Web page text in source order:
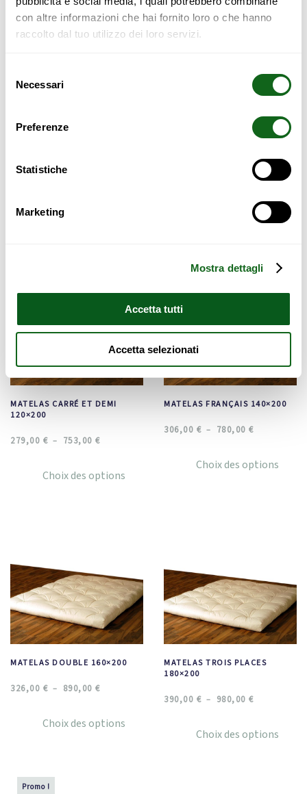
con altre informazioni che hai fornito loro o che hanno
raccolto dal tuo utilizzo dei loro servizi.
delNecessari
Preferenze
Statistiche
Marketing
Mostra dettagli
Accetta tutti
Accetta selezionati
Choix des options
MATELAS SIMPLE 90×200
Choix des options
MATELAS CARRÉ ET DEMI
120×200
279,00 € – 753,00 €
Choix des options
MATELAS FRANÇAIS 140×200
306,00 € – 780,00 €
Choix des options
MATELAS DOUBLE 160×200
326,00 € – 890,00 €
Choix des options
MATELAS TROIS PLACES
180×200
390,00 € – 980,00 €
Choix des options
Promo !